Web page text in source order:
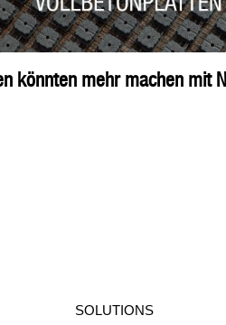
könnten mehr machen mit
SOLUTIONS